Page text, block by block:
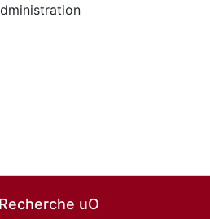
Recherche uO